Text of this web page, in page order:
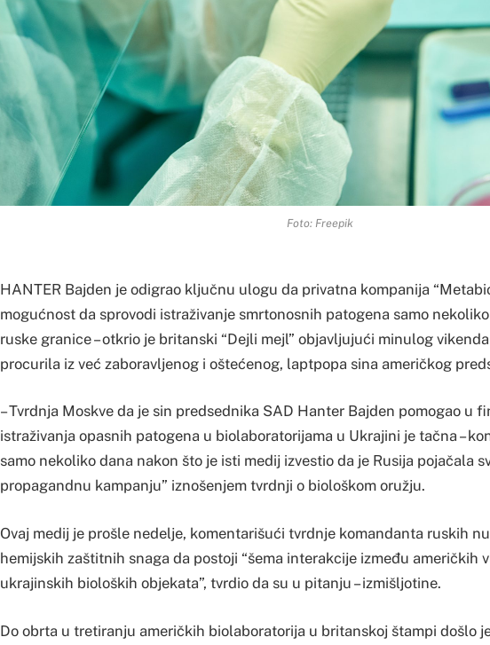
Foto: Freepik
HANTER Bajden je odigrao ključnu ulogu da privatna kompanija
mogućnost da sprovodi istraživanje smrtonosnih patogena samo
ruske granice – otkrio je britanski “Dejli mejl” objavljujući minulog
procurila iz već zaboravljenog i oštećenog, laptpopa sina američkog
– Tvrdnja Moskve da je sin predsednika SAD Hanter Bajden pomogao u
istraživanja opasnih patogena u biolaboratorijama u Ukrajini je tačna –
samo nekoliko dana nakon što je isti medij izvestio da je Rusija pojačala
propagandnu kampanju” iznošenjem tvrdnji o biološkom oružju.
Ovaj medij je prošle nedelje, komentarišući tvrdnje komandanta ruskih
hemijskih zaštitnih snaga da postoji “šema interakcije između američkih
ukrajinskih bioloških objekata”, tvrdio da su u pitanju – izmišljotine.
Do obrta u tretiranju američkih biolaboratorija u britanskoj štampi došlo